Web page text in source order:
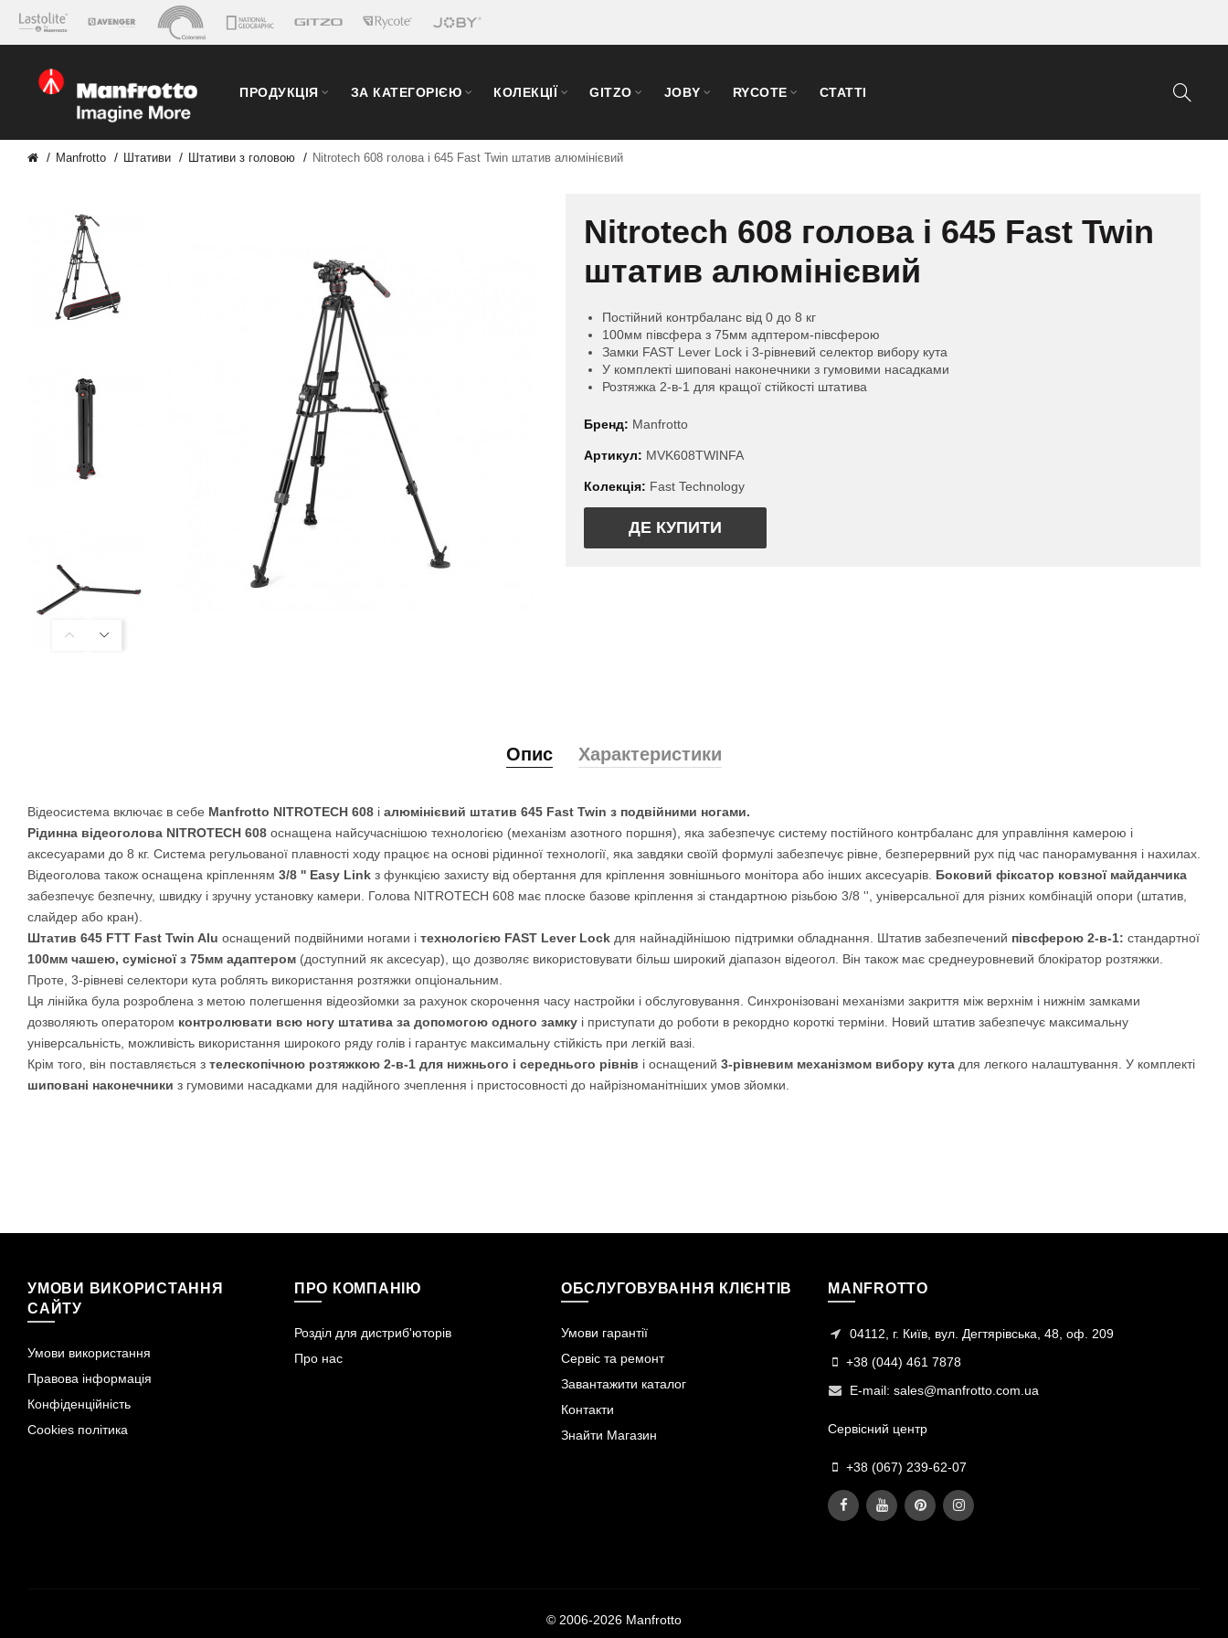
ПРОДУКЦІЯ ЗА КАТЕГОРІЄЮ КОЛЕКЦІЇ GITZO JOBY RYCOTE СТАТТІ
Manfrotto Штативи Штативи з головою Nitrotech 608 голова і 645 Fast Twin штатив алюмінієвий
Nitrotech 608 голова і 645 Fast Twin
штатив алюмінієвий
Постійний контрбаланс від 0 до 8 кг
100мм півсфера з 75мм адптером-півсферою
Замки FAST Lever Lock і 3-рівневий селектор вибору кута
У комплекті шиповані наконечники з гумовими насадками
Розтяжка 2-в-1 для кращої стійкості штатива
Бренд: Manfrotto
Артикул: MVK608TWINFA
Колекція: Fast Technology
ДЕ КУПИТИ
Опис Характеристики
Відеосистема включає в себе Manfrotto NITROTECH 608 і алюмінієвий штатив 645 Fast Twin з подвійними ногами.
Рідинна відеоголова NITROTECH 608 оснащена найсучаснішою технологією (механізм азотного поршня), яка забезпечує систему постійного контрбаланс для управління камерою і
аксесуарами до 8 кг. Система регульованої плавності ходу працює на основі рідинної технології, яка завдяки своїй формулі забезпечує рівне, безперервний рух під час панорамування і нахилах.
Відеоголова також оснащена кріпленням 3/8 '' Easy Link з функцією захисту від обертання для кріплення зовнішнього монітора або інших аксесуарів. Боковий фіксатор ковзної майданчика
забезпечує безпечну, швидку і зручну установку камери. Голова NITROTECH 608 має плоске базове кріплення зі стандартною різьбою 3/8 '', універсальної для різних комбінацій опори (штатив,
слайдер або кран).
Штатив 645 FTT Fast Twin Alu оснащений подвійними ногами і технологією FAST Lever Lock для найнадійнішою підтримки обладнання. Штатив забезпечений півсферою 2-в-1: стандартної
100мм чашею, сумісної з 75мм адаптером (доступний як аксесуар), що дозволяє використовувати більш широкий діапазон відеогол. Він також має среднеуровневий блокіратор розтяжки.
Проте, 3-рівневі селектори кута роблять використання розтяжки опціональним.
Ця лінійка була розроблена з метою полегшення відеозйомки за рахунок скорочення часу настройки і обслуговування. Синхронізовані механізми закриття між верхнім і нижнім замками
дозволяють оператором контролювати всю ногу штатива за допомогою одного замку і приступати до роботи в рекордно короткі терміни. Новий штатив забезпечує максимальну
універсальність, можливість використання широкого ряду голів і гарантує максимальну стійкість при легкій вазі.
Крім того, він поставляється з телескопічною розтяжкою 2-в-1 для нижнього і середнього рівнів і оснащений 3-рівневим механізмом вибору кута для легкого налаштування. У комплекті
шиповані наконечники з гумовими насадками для надійного зчеплення і пристосовності до найрізноманітніших умов зйомки.
УМОВИ ВИКОРИСТАННЯ
САЙТУ
Умови використання
Правова інформація
Конфіденційність
Cookies політика
ПРО КОМПАНІЮ
Розділ для дистриб'юторів
Про нас
ОБСЛУГОВУВАННЯ КЛІЄНТІВ
Умови гарантії
Сервіс та ремонт
Завантажити каталог
Контакти
Знайти Магазин
MANFROTTO
04112, г. Київ, вул. Дегтярівська, 48, оф. 209
+38 (044) 461 7878
E-mail: sales@manfrotto.com.ua
Сервісний центр
+38 (067) 239-62-07
© 2006-2026 Manfrotto